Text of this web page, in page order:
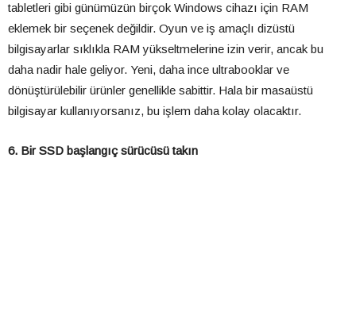
tabletleri gibi günümüzün birçok Windows cihazı için RAM
eklemek bir seçenek değildir. Oyun ve iş amaçlı dizüstü
bilgisayarlar sıklıkla RAM yükseltmelerine izin verir, ancak bu
daha nadir hale geliyor. Yeni, daha ince ultrabooklar ve
dönüştürülebilir ürünler genellikle sabittir. Hala bir masaüstü
bilgisayar kullanıyorsanız, bu işlem daha kolay olacaktır.
6. Bir SSD başlangıç sürücüsü takın